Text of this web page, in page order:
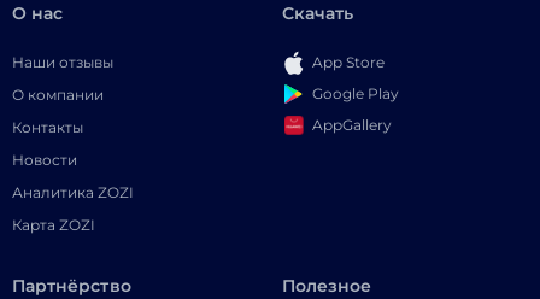
О нас
Наши отзывы
О компании
Контакты
Новости
Аналитика ZOZI
Карта ZOZI
Скачать
App Store
Google Play
AppGallery
Партнёрство Полезное